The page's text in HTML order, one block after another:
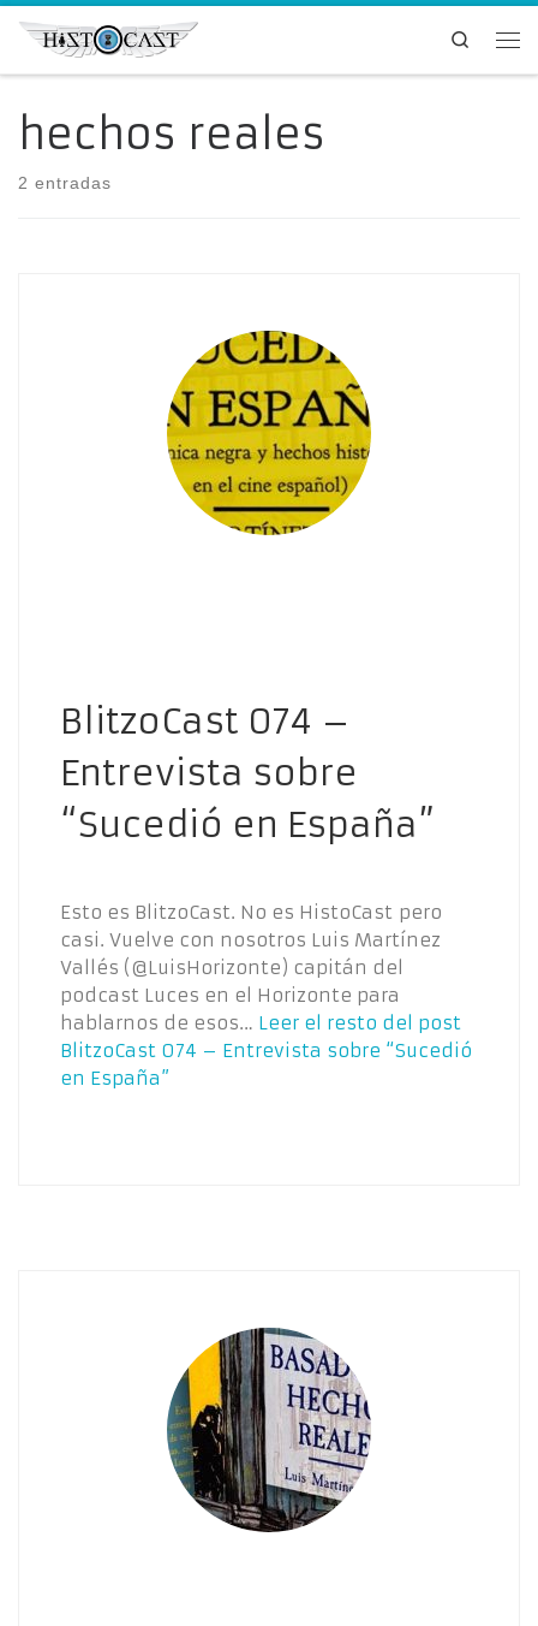
Saltar al contenido
Search
hechos reales
2 entradas
BlitzoCast 074 –
Entrevista sobre
“Sucedió en España”
Esto es BlitzoCast. No es HistoCast pero
casi. Vuelve con nosotros Luis Martínez
Vallés (@LuisHorizonte) capitán del
podcast Luces en el Horizonte para
hablarnos de esos… Leer el resto del post
BlitzoCast 074 – Entrevista sobre “Sucedió
en España”